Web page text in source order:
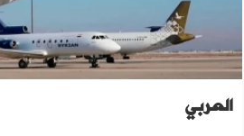
"السورية" تستأنف الرحلات
العربي